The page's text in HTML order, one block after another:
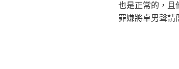
也是正常的，且
罪嫌將卓男聲請